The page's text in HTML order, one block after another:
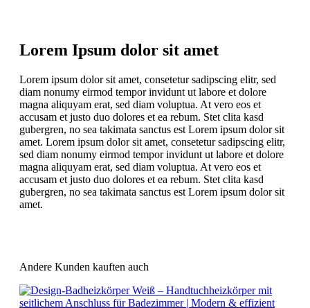
Lorem Ipsum dolor sit amet
Lorem ipsum dolor sit amet, consetetur sadipscing elitr, sed
diam nonumy eirmod tempor invidunt ut labore et dolore
magna aliquyam erat, sed diam voluptua. At vero eos et
accusam et justo duo dolores et ea rebum. Stet clita kasd
gubergren, no sea takimata sanctus est Lorem ipsum dolor sit
amet. Lorem ipsum dolor sit amet, consetetur sadipscing elitr,
sed diam nonumy eirmod tempor invidunt ut labore et dolore
magna aliquyam erat, sed diam voluptua. At vero eos et
accusam et justo duo dolores et ea rebum. Stet clita kasd
gubergren, no sea takimata sanctus est Lorem ipsum dolor sit
amet.
Andere Kunden kauften auch